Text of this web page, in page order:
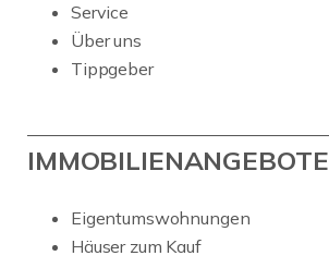
Service
Über uns
Tippgeber
IMMOBILIENANGEBOTE
Eigentumswohnungen
Häuser zum Kauf